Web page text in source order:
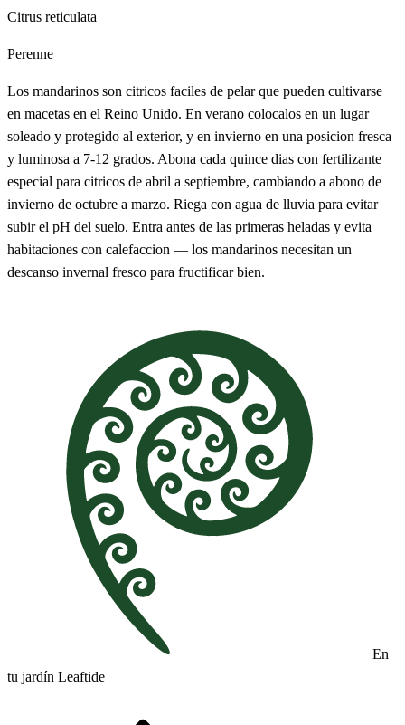
Citrus reticulata
Perenne
Los mandarinos son citricos faciles de pelar que pueden cultivarse
en macetas en el Reino Unido. En verano colocalos en un lugar
soleado y protegido al exterior, y en invierno en una posicion fresca
y luminosa a 7-12 grados. Abona cada quince dias con fertilizante
especial para citricos de abril a septiembre, cambiando a abono de
invierno de octubre a marzo. Riega con agua de lluvia para evitar
subir el pH del suelo. Entra antes de las primeras heladas y evita
habitaciones con calefaccion — los mandarinos necesitan un
descanso invernal fresco para fructificar bien.
En
tu jardín Leaftide